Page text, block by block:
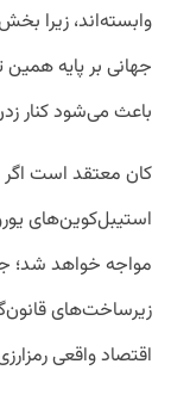
وابسته‌اند، زیرا
جهانی بر پایه
باعث می‌شود کنار
کان معتقد است اگر
استیبل‌کوین‌های
مواجه خواهد شد؛
زیرساخت‌های
اقتصاد واقعی